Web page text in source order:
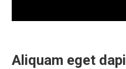
Aliquam eget